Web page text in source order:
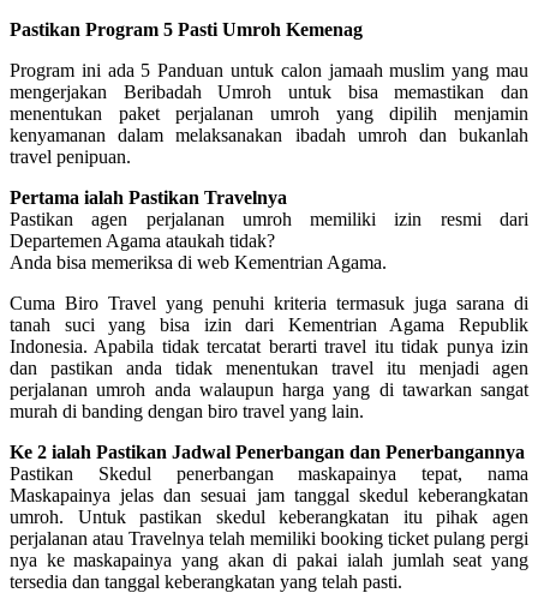
Pastikan Program 5 Pasti Umroh Kemenag
Program ini ada 5 Panduan untuk calon jamaah muslim yang mau
mengerjakan Beribadah Umroh untuk bisa memastikan dan
menentukan paket perjalanan umroh yang dipilih menjamin
kenyamanan dalam melaksanakan ibadah umroh dan bukanlah
travel penipuan.
Pertama ialah Pastikan Travelnya
Pastikan agen perjalanan umroh memiliki izin resmi dari
Departemen Agama ataukah tidak?
Anda bisa memeriksa di web Kementrian Agama.
Cuma Biro Travel yang penuhi kriteria termasuk juga sarana di
tanah suci yang bisa izin dari Kementrian Agama Republik
Indonesia. Apabila tidak tercatat berarti travel itu tidak punya izin
dan pastikan anda tidak menentukan travel itu menjadi agen
perjalanan umroh anda walaupun harga yang di tawarkan sangat
murah di banding dengan biro travel yang lain.
Ke 2 ialah Pastikan Jadwal Penerbangan dan Penerbangannya
Pastikan Skedul penerbangan maskapainya tepat, nama
Maskapainya jelas dan sesuai jam tanggal skedul keberangkatan
umroh. Untuk pastikan skedul keberangkatan itu pihak agen
perjalanan atau Travelnya telah memiliki booking ticket pulang pergi
nya ke maskapainya yang akan di pakai ialah jumlah seat yang
tersedia dan tanggal keberangkatan yang telah pasti.